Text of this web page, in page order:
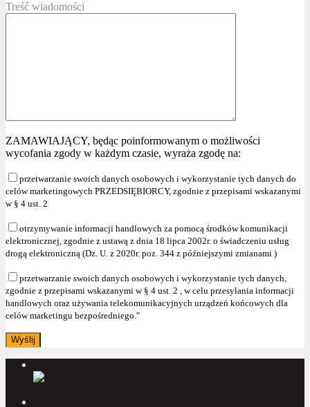
Treść wiadomości
ZAMAWIAJĄCY, będąc poinformowanym o możliwości
wycofania zgody w każdym czasie, wyraża zgodę na:
przetwarzanie swoich danych osobowych i wykorzystanie tych danych do
celów marketingowych PRZEDSIĘBIORCY, zgodnie z przepisami wskazanymi
w § 4 ust. 2
otrzymywanie informacji handlowych za pomocą środków komunikacji
elektronicznej, zgodnie z ustawą z dnia 18 lipca 2002r. o świadczeniu usług
drogą elektroniczną (Dz. U. z 2020r. poz. 344 z późniejszymi zmianami )
przetwarzanie swoich danych osobowych i wykorzystanie tych danych,
zgodnie z przepisami wskazanymi w § 4 ust. 2 , w celu przesyłania informacji
handlowych oraz używania telekomunikacyjnych urządzeń końcowych dla
celów marketingu bezpośredniego."